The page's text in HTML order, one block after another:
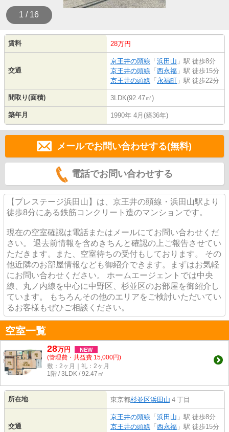
1 / 16
賃料 28万円
交通
京王井の頭線 「 浜田山 」駅 徒歩8分
京王井の頭線 「 西永福 」駅 徒歩15分
京王井の頭線 「 永福町 」駅 徒歩22分
間取り(面積) 3LDK(92.47㎡)
築年月 1990年 4月(築36年)
メールでお問い合わせする(無料)
電話でお問い合わせする
【プレステージ浜田山】は、京王井の頭線・浜田山駅より
徒歩8分にある鉄筋コンクリート造のマンションです。
現在の空室確認は電話またはメールにてお問い合わせくだ
さい。 退去前情報を含めきちんと確認の上ご報告させてい
ただきます。また、空室待ちの受付もしております。 その
他近隣のお部屋情報なども御紹介できます。まずはお気軽
にお問い合わせください。 ホームエージェントでは中央
線、丸ノ内線を中心に中野区、杉並区のお部屋を御紹介し
ています。 もちろんその他のエリアをご検討いただいてい
るお客様もぜひご相談ください。
空室一覧
28万円 NEW
(管理費・共益費 15,000円)
敷：2ヶ月｜礼：2ヶ月
1階 / 3LDK / 92.47㎡
所在地 東京都杉並区浜田山 ４丁目
交通
京王井の頭線 「 浜田山 」駅 徒歩8分
京王井の頭線 「 西永福 」駅 徒歩15分